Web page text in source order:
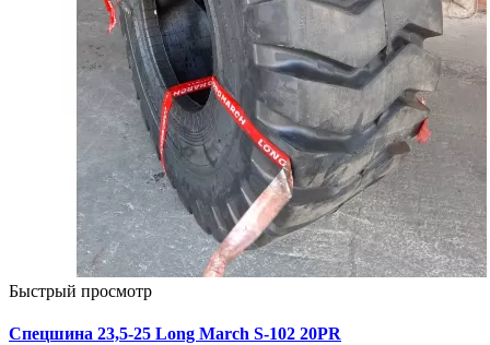
Быстрый просмотр
Спецшина 23,5-25 Long March S-102 20PR